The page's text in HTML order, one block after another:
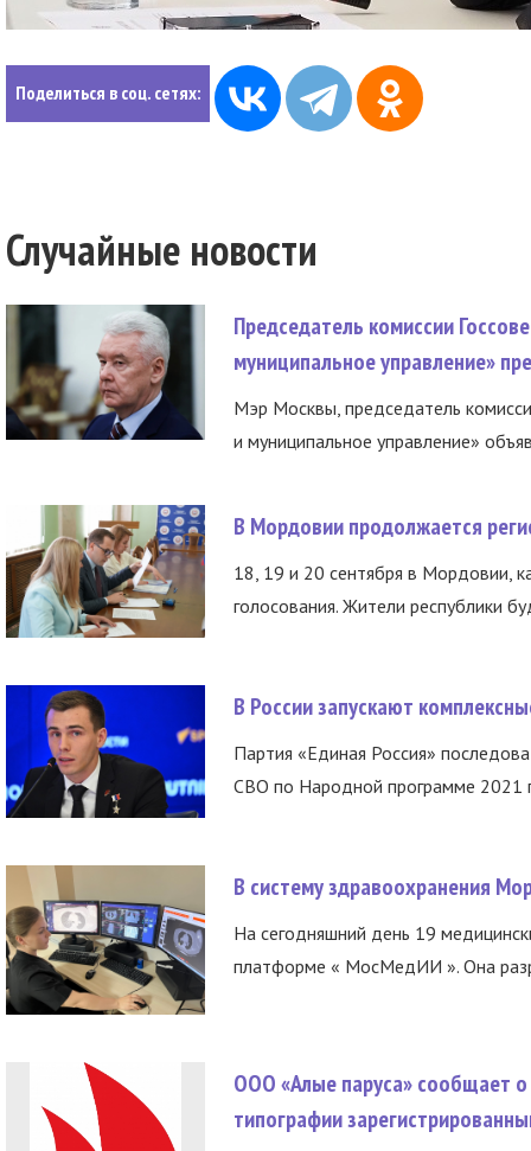
Поделиться в соц. сетях:
Случайные новости
Председатель комиссии
муниципальное управление»
Мэр Москвы, председатель
и муниципальное управление»
В Мордовии продолжается
18, 19 и 20 сентября в Мордовии,
голосования. Жители республики
В России запускают
Партия «Единая Россия»
СВО по Народной программе 2021
В систему здравоохранения
На сегодняшний день 19
платформе « МосМедИИ ». Она
ООО «Алые паруса» сообщает о
типографии